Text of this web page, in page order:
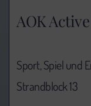
AOK
Sport, Spiel und
Strandblock 13